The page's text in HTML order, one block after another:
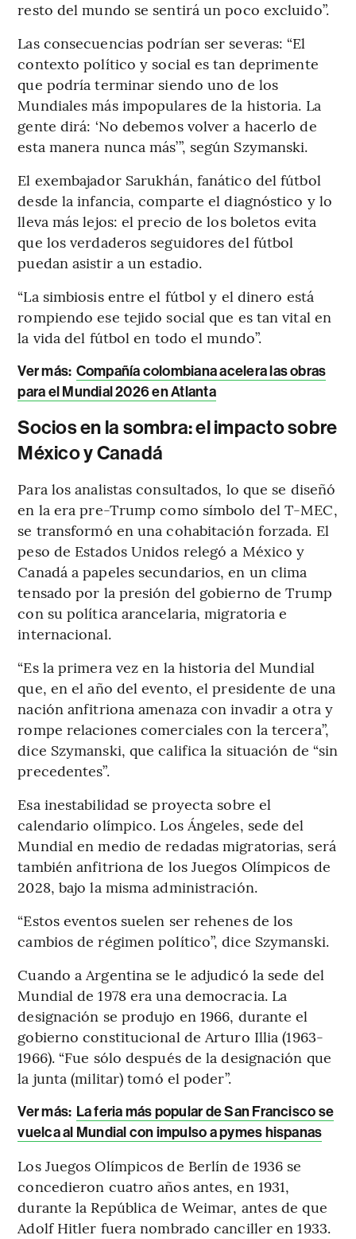
resto del mundo se sentirá un poco excluido”.
Las consecuencias podrían ser severas: “El
contexto político y social es tan deprimente
que podría terminar siendo uno de los
Mundiales más impopulares de la historia. La
gente dirá: ‘No debemos volver a hacerlo de
esta manera nunca más’”, según Szymanski.
El exembajador Sarukhán, fanático del fútbol
desde la infancia, comparte el diagnóstico y lo
lleva más lejos: el precio de los boletos evita
que los verdaderos seguidores del fútbol
puedan asistir a un estadio.
“La simbiosis entre el fútbol y el dinero está
rompiendo ese tejido social que es tan vital en
la vida del fútbol en todo el mundo”.
Ver más: Compañía colombiana acelera las obras
para el Mundial 2026 en Atlanta
Socios en la sombra: el impacto sobre
México y Canadá
Para los analistas consultados, lo que se diseñó
en la era pre-Trump como símbolo del T-MEC,
se transformó en una cohabitación forzada. El
peso de Estados Unidos relegó a México y
Canadá a papeles secundarios, en un clima
tensado por la presión del gobierno de Trump
con su política arancelaria, migratoria e
internacional.
“Es la primera vez en la historia del Mundial
que, en el año del evento, el presidente de una
nación anfitriona amenaza con invadir a otra y
rompe relaciones comerciales con la tercera”,
dice Szymanski, que califica la situación de “sin
precedentes”.
Esa inestabilidad se proyecta sobre el
calendario olímpico. Los Ángeles, sede del
Mundial en medio de redadas migratorias, será
también anfitriona de los Juegos Olímpicos de
2028, bajo la misma administración.
“Estos eventos suelen ser rehenes de los
cambios de régimen político”, dice Szymanski.
Cuando a Argentina se le adjudicó la sede del
Mundial de 1978 era una democracia. La
designación se produjo en 1966, durante el
gobierno constitucional de Arturo Illia (1963-
1966). “Fue sólo después de la designación que
la junta (militar) tomó el poder”.
Ver más: La feria más popular de San Francisco se
vuelca al Mundial con impulso a pymes hispanas
Los Juegos Olímpicos de Berlín de 1936 se
concedieron cuatro años antes, en 1931,
durante la República de Weimar, antes de que
Adolf Hitler fuera nombrado canciller en 1933.